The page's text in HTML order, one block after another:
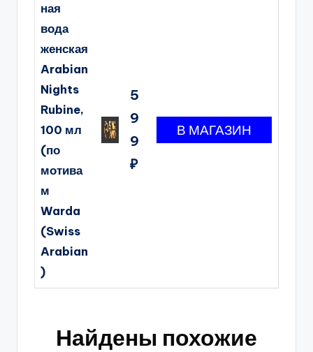
ная
вода
женская
Arabian
Nights
Rubine,
100 мл
(по
мотива
м
Warda
(Swiss
Arabian
)
5
9
9
₽
Найдены похожие